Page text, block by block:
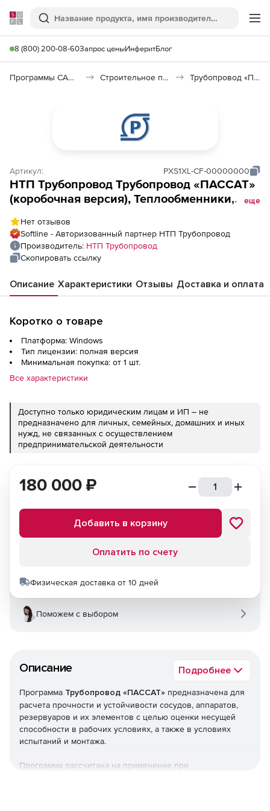
Softline
Поиск
8 (800) 200-08-60Запрос ценыИнферитБлог
Программы САПР и ГИС Строительное программное обеспечение Трубопровод «ПАССАТ»
Артикул: PXS1XL-CF-00000000
НТП Трубопровод Трубопровод «ПАССАТ»
(коробочная версия), Теплообменники,
еще
Нет отзывов
Softline - Авторизованный партнер НТП Трубопровод
Производитель: НТП Трубопровод
Скопировать ссылку
Описание Характеристики Отзывы Доставка и оплата
Коротко о товаре
Платформа: Windows
Тип лицензии: полная версия
Минимальная покупка: от 1 шт.
Все характеристики
Доступно только юридическим лицам и ИП – не
предназначено для личных, семейных, домашних и иных
нужд, не связанных с осуществлением
предпринимательской деятельности
Описание Подробнее
Программа Трубопровод «ПАССАТ» предназначена для
расчета прочности и устойчивости сосудов, аппаратов,
резервуаров и их элементов с целью оценки несущей
способности в рабочих условиях, а также в условиях
испытаний и монтажа.
Программа рассчитана на применение при
180 000 ₽
Добавить в корзину
Оплатить по счету
Физическая доставка от 10 дней
Поможем с выбором